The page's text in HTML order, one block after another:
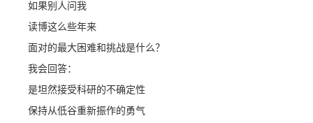
如果别人问我
读博这么些年来
面对的最大困难和挑战是什么？
我会回答：
是坦然接受科研的不确定性
保持从低谷重新振作的勇气